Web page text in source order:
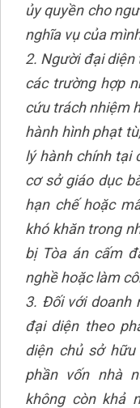
ủy quyền cho
nghĩa vụ của
2. Người đại
các trường hợp
cứu trách nhiệm
hành hình phạt
lý hành chính tại
cơ sở giáo dục
hạn chế hoặc
khó khăn trong
bị Tòa án cấm
nghề hoặc làm
3. Đối với doanh
đại diện theo
diện chủ sở
phần vốn nhà
không còn khả